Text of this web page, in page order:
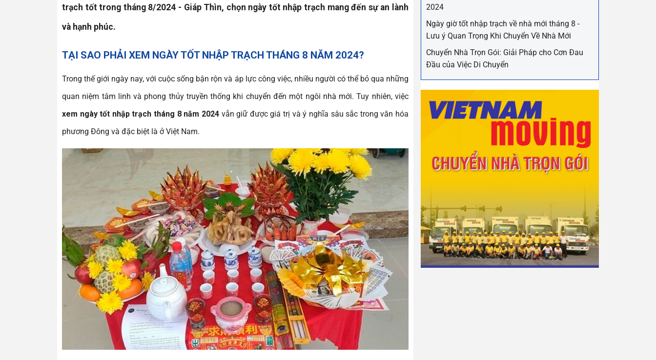
trạch tốt trong tháng 8/2024 - Giáp Thìn, chọn ngày tốt nhập trạch mang đến sự an lành
và hạnh phúc.
TẠI SAO PHẢI XEM NGÀY TỐT NHẬP TRẠCH THÁNG 8 NĂM 2024?
Trong thế giới ngày nay, với cuộc sống bận rộn và áp lực công việc, nhiều người có thể bỏ qua những
quan niệm tâm linh và phong thủy truyền thống khi chuyển đến một ngôi nhà mới. Tuy nhiên, việc
xem ngày tốt nhập trạch tháng 8 năm 2024vẫn giữ được giá trị và ý nghĩa sâu sắc trong văn hóa
phương Đông và đặc biệt là ở Việt Nam.
2024
Ngày giờ tốt nhập trạch về nhà mới tháng 8 -
Lưu ý Quan Trọng Khi Chuyển Về Nhà Mới
Chuyển Nhà Trọn Gói: Giải Pháp cho Cơn Đau
Đầu của Việc Di Chuyển